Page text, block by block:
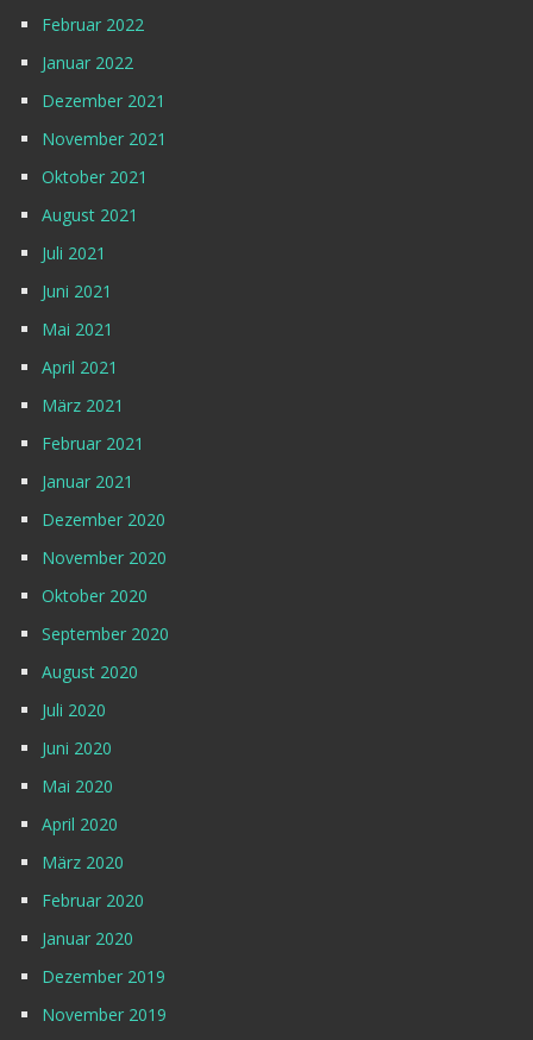
Februar 2022
Januar 2022
Dezember 2021
November 2021
Oktober 2021
August 2021
Juli 2021
Juni 2021
Mai 2021
April 2021
März 2021
Februar 2021
Januar 2021
Dezember 2020
November 2020
Oktober 2020
September 2020
August 2020
Juli 2020
Juni 2020
Mai 2020
April 2020
März 2020
Februar 2020
Januar 2020
Dezember 2019
November 2019